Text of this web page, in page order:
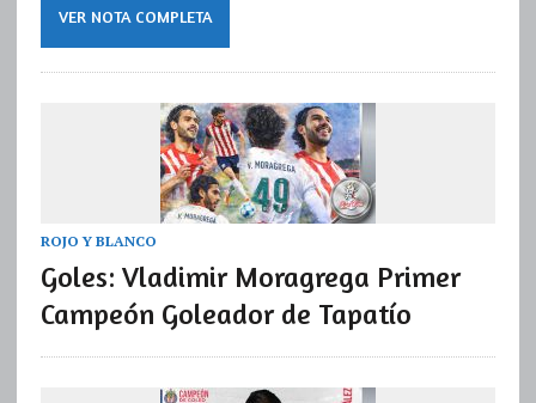
VER NOTA COMPLETA
ROJO Y BLANCO
Goles: Vladimir Moragrega Primer
Campeón Goleador de Tapatío